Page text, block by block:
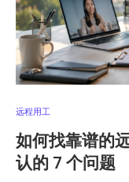
远程用工
如何找靠谱的
认的 7 个问题